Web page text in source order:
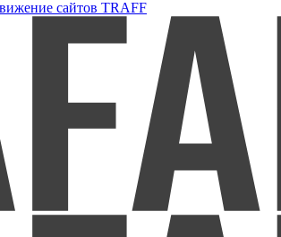
сайтов TRAFF